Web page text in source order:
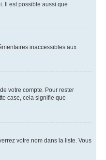
Il est possible aussi que
inaccessibles aux
votre compte. Pour rester
case, cela signifie que
votre nom dans la liste. Vous